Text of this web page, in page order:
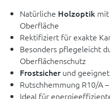
Natürliche Holzoptik
Oberfläche
Rektifiziert für exakte
Besonders pflegeleicht
Oberflächenschutz
Frostsicherund
Rutschhemmung R10/A
Ideal für